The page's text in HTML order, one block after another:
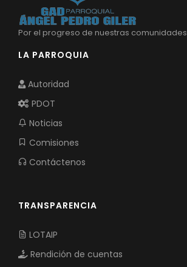
Por el progreso de nuestras comunidades
LA PARROQUIA
Autoridad
PDOT
Noticias
Comisiones
Contáctenos
TRANSPARENCIA
LOTAIP
Rendición de cuentas